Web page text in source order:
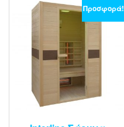
Προσφορά!